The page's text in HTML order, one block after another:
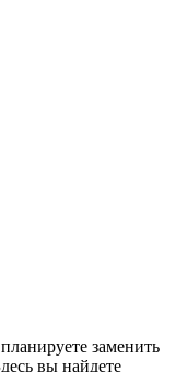
заменить
вы найдете